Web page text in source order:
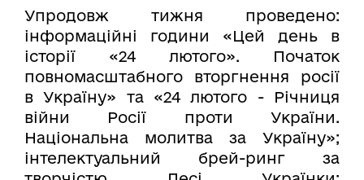
Упродовж тижня проведено:
інформаційні години «Цей день в
історії «24 лютого». Початок
повномасштабного вторгнення росії
в Україну» та «24 лютого - Річниця
війни Росії проти України.
Національна молитва за Україну»;
інтелектуальний брей-ринг за